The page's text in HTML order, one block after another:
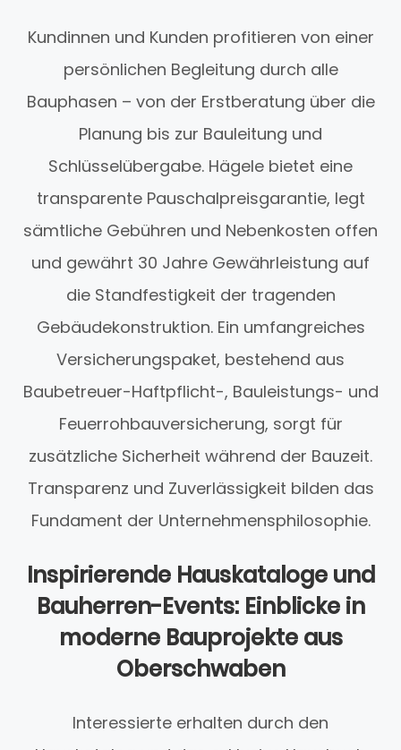
Kundinnen und Kunden profitieren von einer
persönlichen Begleitung durch alle
Bauphasen – von der Erstberatung über die
Planung bis zur Bauleitung und
Schlüsselübergabe. Hägele bietet eine
transparente Pauschalpreisgarantie, legt
sämtliche Gebühren und Nebenkosten offen
und gewährt 30 Jahre Gewährleistung auf
die Standfestigkeit der tragenden
Gebäudekonstruktion. Ein umfangreiches
Versicherungspaket, bestehend aus
Baubetreuer-Haftpflicht-, Bauleistungs- und
Feuerrohbauversicherung, sorgt für
zusätzliche Sicherheit während der Bauzeit.
Transparenz und Zuverlässigkeit bilden das
Fundament der Unternehmensphilosophie.
Inspirierende Hauskataloge und
Bauherren-Events: Einblicke in
moderne Bauprojekte aus
Oberschwaben
Interessierte erhalten durch den